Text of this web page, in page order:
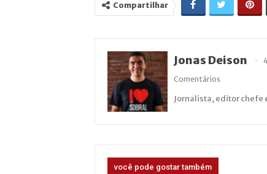
Compartilhar
Jonas Deison
Comentários
Jornalista, editor chefe
você pode gostar também